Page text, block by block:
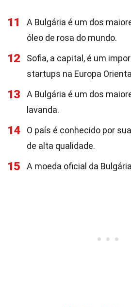
11
A Bulgária é um dos
óleo de rosa do mundo.
12
Sofia, a capital, é um
startups na Europa
13
A Bulgária é um dos
lavanda.
14
O país é conhecido por
de alta qualidade.
15 A moeda oficial da